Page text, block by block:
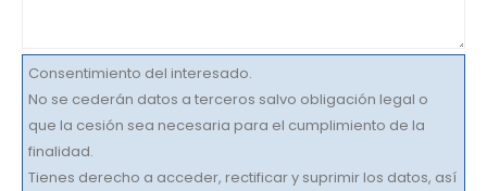
Consentimiento del interesado.
No se cederán datos a terceros salvo obligación legal o
que la cesión sea necesaria para el cumplimiento de la
finalidad.
Tienes derecho a acceder, rectificar y suprimir los datos, así